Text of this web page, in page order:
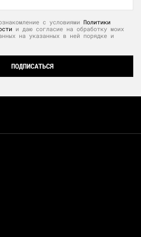
с условиями Политики
и даю согласие на обработку моих
на указанных в ней порядке и
ПОДПИСАТЬСЯ